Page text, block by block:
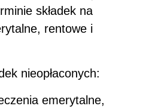
składek na
rentowe i
nieopłaconych:
emerytalne,